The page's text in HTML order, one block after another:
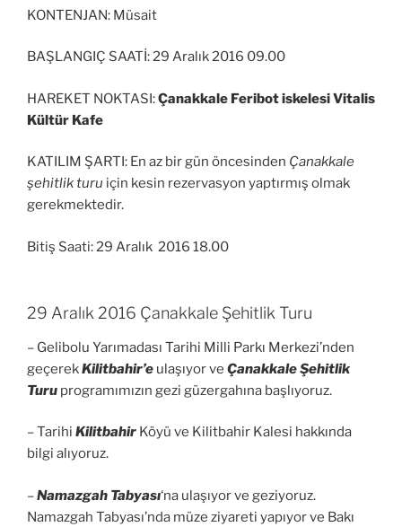
KONTENJAN: Müsait
BAŞLANGIÇ SAATİ: 29 Aralık 2016 09.00
HAREKET NOKTASI:Çanakkale Feribot iskelesi Vitalis
Kültür Kafe
KATILIM ŞARTI: En az bir gün öncesinden Çanakkale
şehitlik turu için kesin rezervasyon yaptırmış olmak
gerekmektedir.
Bitiş Saati: 29 Aralık 2016 18.00
29 Aralık 2016 Çanakkale Şehitlik Turu
– Gelibolu Yarımadası Tarihi Milli Parkı Merkezi’nden
geçerekKilitbahir’e ulaşıyor ve Çanakkale Şehitlik
Turu programımızın gezi güzergahına başlıyoruz.
– Tarihi Kilitbahir Köyü ve Kilitbahir Kalesi hakkında
bilgi alıyoruz.
–Namazgah Tabyası‘na ulaşıyor ve geziyoruz.
Namazgah Tabyası’nda müze ziyareti yapıyor ve Bakı